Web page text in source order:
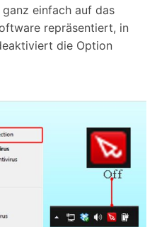
einfach auf das
repräsentiert, in
die Option